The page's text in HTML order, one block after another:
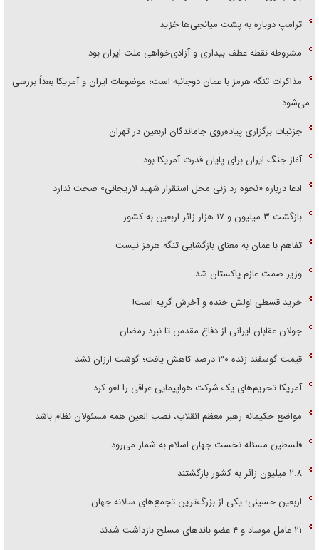
ترامپ دوباره به پشت میانجی‌ها خزید
مشروطه نقطه عطف بیداری و آزادی‌خواهی ملت ایران بود
مذاکرات تنگه هرمز با عمان دوجانبه است؛ موضوعات ایران و آمریکا بعداً بررسی
می‌شود
جزئیات برگزاری پیاده‌روی جاماندگان اربعین در تهران
آغاز جنگ ایران برای پایان قدرت آمریکا بود
ادعا درباره «نحوه رد زنی محل استقرار شهید لاریجانی» صحت ندارد
بازگشت ۳ میلیون و ۱۷ هزار زائر اربعین به کشور
تفاهم با عمان به معنای بازگشایی تنگه هرمز نیست
وزیر صمت عازم پاکستان شد
خرید قسطی اولش خنده و آخرش گریه است!
جولان عقابان ایرانی از دفاع مقدس تا نبرد رمضان
قیمت گوسفند زنده ۳۰ درصد کاهش یافت؛ گوشت ارزان نشد
آمریکا تحریم‌های یک شرکت هواپیمایی عراقی را لغو کرد
مواضع حکیمانه رهبر معظم انقلاب، نصب العین همه مسئولان نظام باشد
فلسطین مسئله نخست جهان اسلام به شمار می‌رود
۲.۸ میلیون زائر به کشور بازگشتند
اربعین حسینی؛ یکی از بزرگ‌ترین تجمع‌های سالانه جهان
۲۱ عامل موساد و ۴ عضو باند‌های مسلح بازداشت شدند